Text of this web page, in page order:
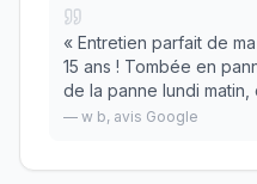
« Entretien parfait de
15 ans ! Tombée en
de la panne lundi
dans la foulée et
— w b, avis Google